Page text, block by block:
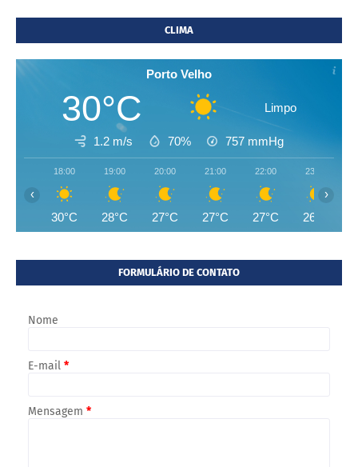
CLIMA
Porto Velho
30°C Limpo
1.2 m/s 70% 757 mmHg
18:00
30°C
19:00
28°C
20:00
27°C
21:00
27°C
22:00
27°C
23:00
26°C
‹ ›
FORMULÁRIO DE CONTATO
Nome
E-mail *
Mensagem *